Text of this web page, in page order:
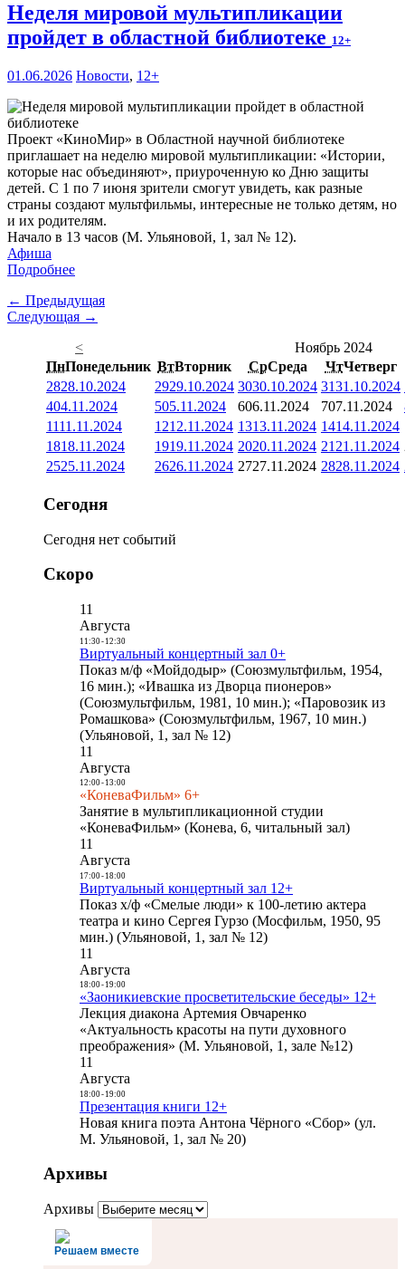
Неделя мировой мультипликации
пройдет в областной библиотеке 12+
01.06.2026 Новости, 12+
Проект «КиноМир» в Областной научной библиотеке
приглашает на неделю мировой мультипликации: «Истории,
которые нас объединяют», приуроченную ко Дню защиты
детей. С 1 по 7 июня зрители смогут увидеть, как разные
страны создают мультфильмы, интересные не только детям, но
и их родителям.
Начало в 13 часов (М. Ульяновой, 1, зал № 12).
Афиша
Подробнее
← Предыдущая
Следующая →
<
Ноябрь 2024
ПнПонедельник ВтВторник СрСреда ЧтЧетверг
2828.10.2024 2929.10.2024 3030.10.2024 3131.10.2024
404.11.2024 505.11.2024 606.11.2024 707.11.2024
1111.11.2024 1212.11.2024 1313.11.2024 1414.11.2024
1818.11.2024 1919.11.2024 2020.11.2024 21 21.11.2024
2525.11.2024 2626.11.2024 2727.11.2024 2828.11.2024
Сегодня
Сегодня нет событий
Скоро
11
Августа
11:30- 12:30
Виртуальный концертный зал 0+
Показ м/ф «Мойдодыр» (Союзмультфильм, 1954,
16 мин.); «Ивашка из Дворца пионеров»
(Союзмультфильм, 1981, 10 мин.); «Паровозик из
Ромашкова» (Союзмультфильм, 1967, 10 мин.)
(Ульяновой, 1, зал № 12)
11
Августа
12:00- 13:00
«КоневаФильм» 6+
Занятие в мультипликационной студии
«КоневаФильм» (Конева, 6, читальный зал)
11
Августа
17:00- 18:00
Виртуальный концертный зал 12+
Показ х/ф «Смелые люди» к 100-летию актера
театра и кино Сергея Гурзо (Мосфильм, 1950, 95
мин.) (Ульяновой, 1, зал № 12)
11
Августа
18:00- 19:00
«Заоникиевские просветительские беседы» 12+
Лекция диакона Артемия Овчаренко
«Актуальность красоты на пути духовного
преображения» (М. Ульяновой, 1, зале №12)
11
Августа
18:00- 19:00
Презентация книги 12+
Новая книга поэта Антона Чёрного «Сбор» (ул.
М. Ульяновой, 1, зал № 20)
Архивы
Архивы
Решаем вместе